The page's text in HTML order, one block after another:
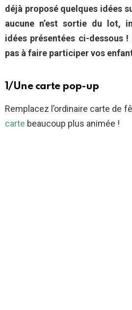
déjà proposé quelques idées
aucune n’est sortie du lot,
idées présentées ci-dessous !
pas à faire participer vos
1/Une carte pop-up
Remplacez l’ordinaire carte de
carte beaucoup plus animée !